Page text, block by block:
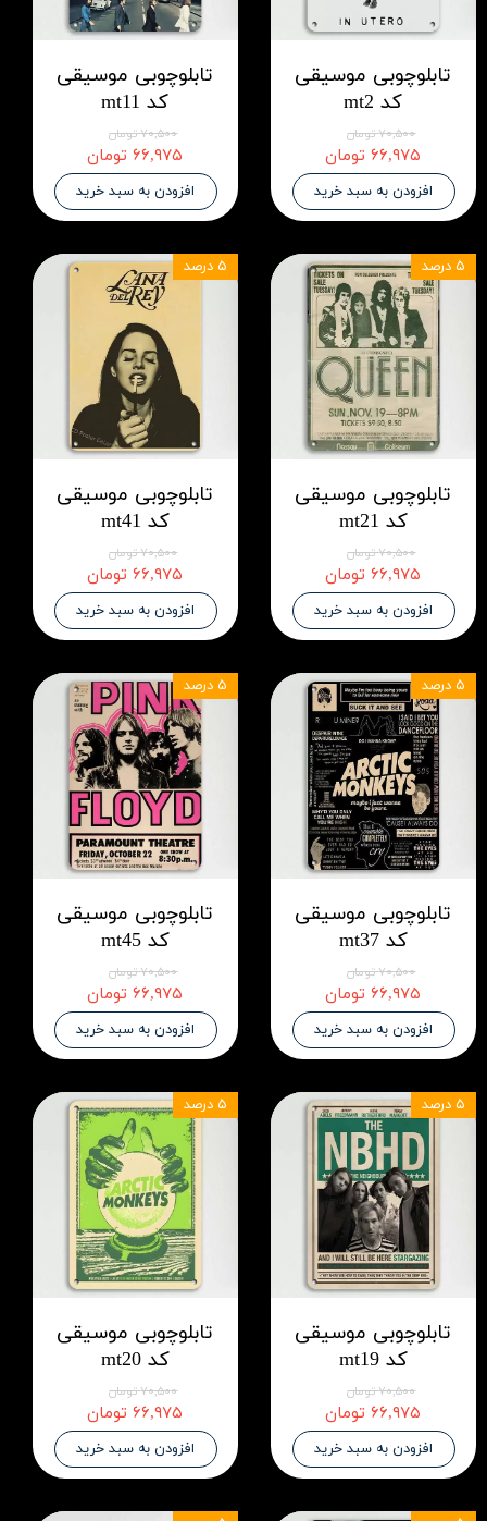
تابلوچوبی موسیقی
کد mt2
۷۰,۵۰۰ تومان
۶۶,۹۷۵ تومان
افزودن به سبد خرید
تابلوچوبی موسیقی
کد mt11
۷۰,۵۰۰ تومان
۶۶,۹۷۵ تومان
افزودن به سبد خرید
تابلوچوبی موسیقی
کد mt21
۷۰,۵۰۰ تومان
۶۶,۹۷۵ تومان
افزودن به سبد خرید
۵ درصد
تابلوچوبی موسیقی
کد mt41
۷۰,۵۰۰ تومان
۶۶,۹۷۵ تومان
افزودن به سبد خرید
۵ درصد
تابلوچوبی موسیقی
کد mt37
۷۰,۵۰۰ تومان
۶۶,۹۷۵ تومان
افزودن به سبد خرید
۵ درصد
تابلوچوبی موسیقی
کد mt45
۷۰,۵۰۰ تومان
۶۶,۹۷۵ تومان
افزودن به سبد خرید
۵ درصد
تابلوچوبی موسیقی
کد mt19
۷۰,۵۰۰ تومان
۶۶,۹۷۵ تومان
افزودن به سبد خرید
۵ درصد
تابلوچوبی موسیقی
کد mt20
۷۰,۵۰۰ تومان
۶۶,۹۷۵ تومان
افزودن به سبد خرید
۵ درصد